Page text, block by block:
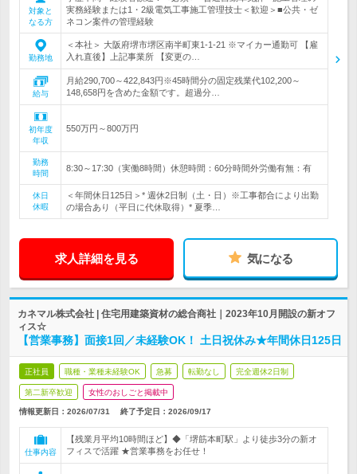
対象と
なる方
実務経験または1・2級電気工事施工管理技士＜歓迎＞■公共・ゼ
ネコン案件の管理経験
勤務地
＜本社＞ 大阪府堺市堺区南半町東1-1-21 ※マイカー通勤可 【雇
入れ直後】上記事業所 【変更の…
給与
月給290,700～422,843円※45時間分の固定残業代102,200～
148,658円を含めた金額です。超過分…
初年度
年収
550万円～800万円
勤務
時間
8:30～17:30（実働8時間）休憩時間：60分時間外労働有無：有
休日
休暇
＜年間休日125日＞* 週休2日制（土・日）※工事都合により出勤
の場合あり（平日に代休取得）* 夏季…
求人詳細を見る 気になる
カネマル株式会社 | 住宅用建築資材の総合商社｜2023年10月開設の新オフ
ィス☆
【営業事務】面接1回／未経験OK！ 土日祝休み★年間休日125日
正社員 職種・業種未経験OK 急募 転勤なし 完全週休2日制
第二新卒歓迎 女性のおしごと掲載中
情報更新日：2026/07/31 終了予定日： 2026/09/17
仕事内容
【残業月平均10時間ほど】◆「堺筋本町駅」より徒歩3分の新オ
フィスで活躍 ★営業事務をお任せ！